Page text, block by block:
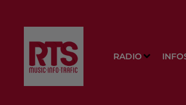
RADIO